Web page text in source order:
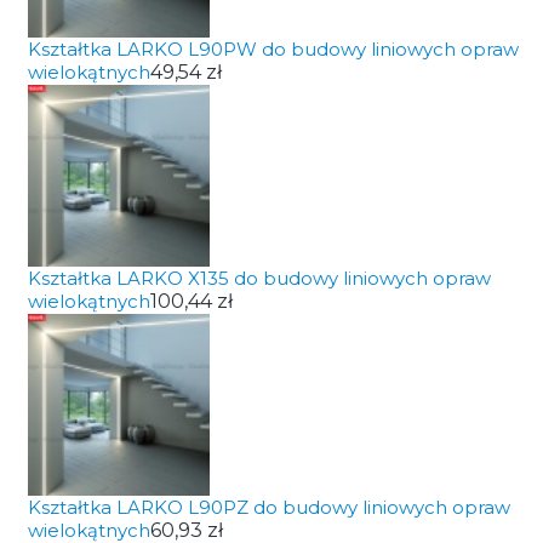
Kształtka LARKO L90PW do budowy liniowych opraw
wielokątnych49,54 zł
Kształtka LARKO X135 do budowy liniowych opraw
wielokątnych100,44 zł
Kształtka LARKO L90PZ do budowy liniowych opraw
wielokątnych60,93 zł